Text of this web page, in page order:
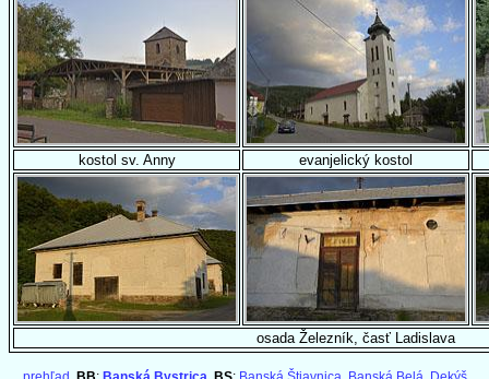
kostol sv. Anny evanjelický kostol
osada Železník, časť Ladislava